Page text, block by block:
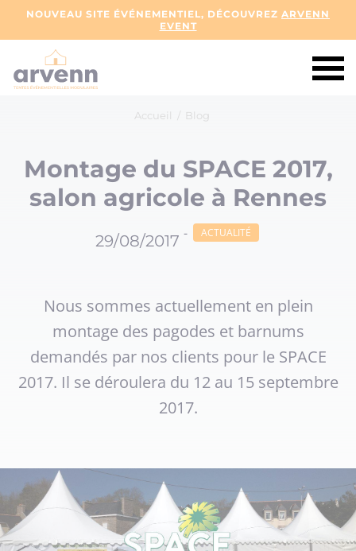
NOUVEAU SITE ÉVÉNEMENTIEL, DÉCOUVREZ ARVENN
EVENT
Accueil / Blog
Montage du SPACE 2017,
salon agricole à Rennes
29/08/2017 - ACTUALITÉ
Nous sommes actuellement en plein
montage des pagodes et barnums
demandés par nos clients pour le SPACE
2017. Il se déroulera du 12 au 15 septembre
2017.